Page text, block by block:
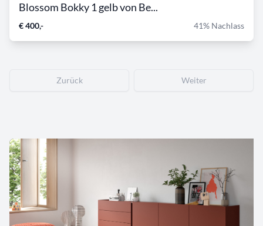
Blossom Bokky 1 gelb von Be...
€ 400,- 41% Nachlass
Zurück Weiter